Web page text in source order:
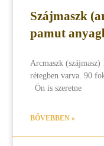
Szájmaszk
pamut
Arcmaszk
rétegben varva. 90
Ön is szeretne
BŐVEBBEN »